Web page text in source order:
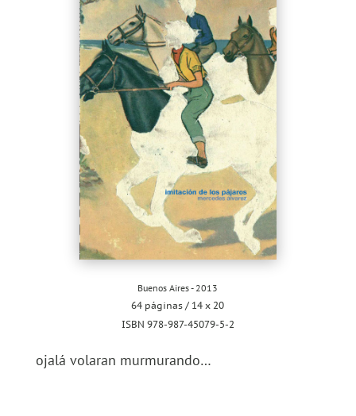
Buenos Aires - 2013
64 páginas / 14 x 20
ISBN 978-987-45079-5-2
ojalá volaran murmurando…